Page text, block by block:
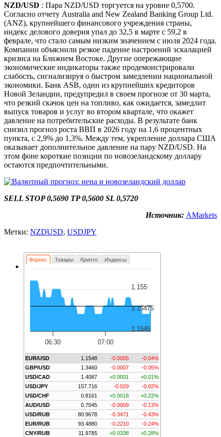
NZD/USD : Пара NZD/USD торгуется на уровне 0,5700.
Согласно отчету Australia and New Zealand Banking Group Ltd.
(ANZ), крупнейшего финансового учреждения страны,
индекс делового доверия упал до 32,5 в марте с 59,2 в
феврале, что стало самым низким значением с июля 2024 года.
Компании объяснили резкое падение настроений эскалацией
кризиса на Ближнем Востоке. Другие опережающие
экономические индикаторы также продемонстрировали
слабость, сигнализируя о быстром замедлении национальной
экономики. Банк ASB, один из крупнейших кредиторов
Новой Зеландии, предупредил в своем прогнозе от 30 марта,
что резкий скачок цен на топливо, как ожидается, замедлит
выпуск товаров и услуг во втором квартале, что окажет
давление на потребительские расходы. В результате банк
снизил прогноз роста ВВП в 2026 году на 1,6 процентных
пункта, с 2,9% до 1,3%. Между тем, укрепление доллара США
оказывает дополнительное давление на пару NZD/USD. На
этом фоне короткие позиции по новозеландскому доллару
остаются предпочтительными.
SELL STOP 0,5690 TP 0,5600 SL 0,5720
Источник: AMarkets
Метки: NZDUSD, USDJPY
Форекс Товары Крипто Индексы
06:30 07:00
1.1545
1.15475
1.155
EUR/USD 1.1548 -0.0005
-0.04%
GBP/USD
1.3460 -0.0007
-0.05%
USD/CAD
1.4087 +0.0001
+0.01%
USD/JPY
157.716 -0.029
-0.02%
USD/CHF
0.8161 +0.0018
+0.22%
AUD/USD
0.7045 -0.0009
-0.13%
USD/RUB
80.9678 -0.3471
-0.43%
EUR/RUB
93.4880 -0.2210
-0.24%
CNY/RUB
11.9785 +0.0338 +0.28%